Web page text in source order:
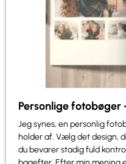
Personlige fotobøger
Jeg synes, en personlig
holder af. Vælg det design,
du bevarer stadig fuld